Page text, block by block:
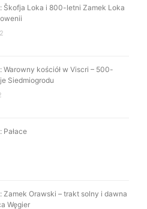
Škofja Loka i 800-letni Zamek Loka
kościół w Viscri – 500-
Siedmiogrodu
Zamek Orawski – trakt solny i dawna
Węgier